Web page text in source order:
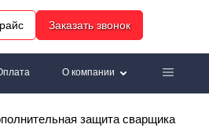
Заказать звонок
О компании
защита сварщика